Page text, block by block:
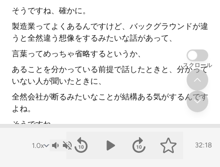
そうですね、確かに。
製造業ってよくあるんですけど、バックグラウンドが違
うと全然違う想像をするみたいな話があって、
言葉ってめっちゃ省略するというか、
あることを分かっている前提で話したときと、分かって
いない人が聞いたときに、
全然会社が断るみたいなことが結構ある気がするんです
よね。
そうですね。
そこが音声の難しいところだなと思うんですけど、
どういうことを気をつけたらいいですかね。
32:18
スクロール